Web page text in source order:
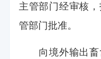
主管部门经审核
管部门批准。
向境外输出畜